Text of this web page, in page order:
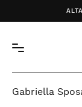
Gabriella